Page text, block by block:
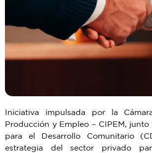
Iniciativa impulsada por la
Producción y Empleo – CIPEM,
para el Desarrollo Comunitario
estrategia del sector privado